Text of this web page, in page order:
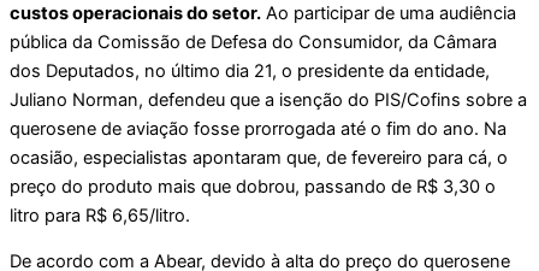
custos operacionais do setor. Ao participar de uma audiência
pública da Comissão de Defesa do Consumidor, da Câmara
dos Deputados, no último dia 21, o presidente da entidade,
Juliano Norman, defendeu que a isenção do PIS/Cofins sobre a
querosene de aviação fosse prorrogada até o fim do ano. Na
ocasião, especialistas apontaram que, de fevereiro para cá, o
preço do produto mais que dobrou, passando de R$ 3,30 o
litro para R$ 6,65/litro.
De acordo com a Abear, devido à alta do preço do querosene